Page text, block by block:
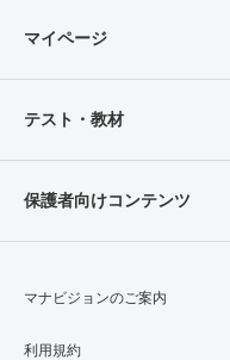
マイページ
テスト・教材
保護者向けコンテンツ
マナビジョンのご案内
利用規約